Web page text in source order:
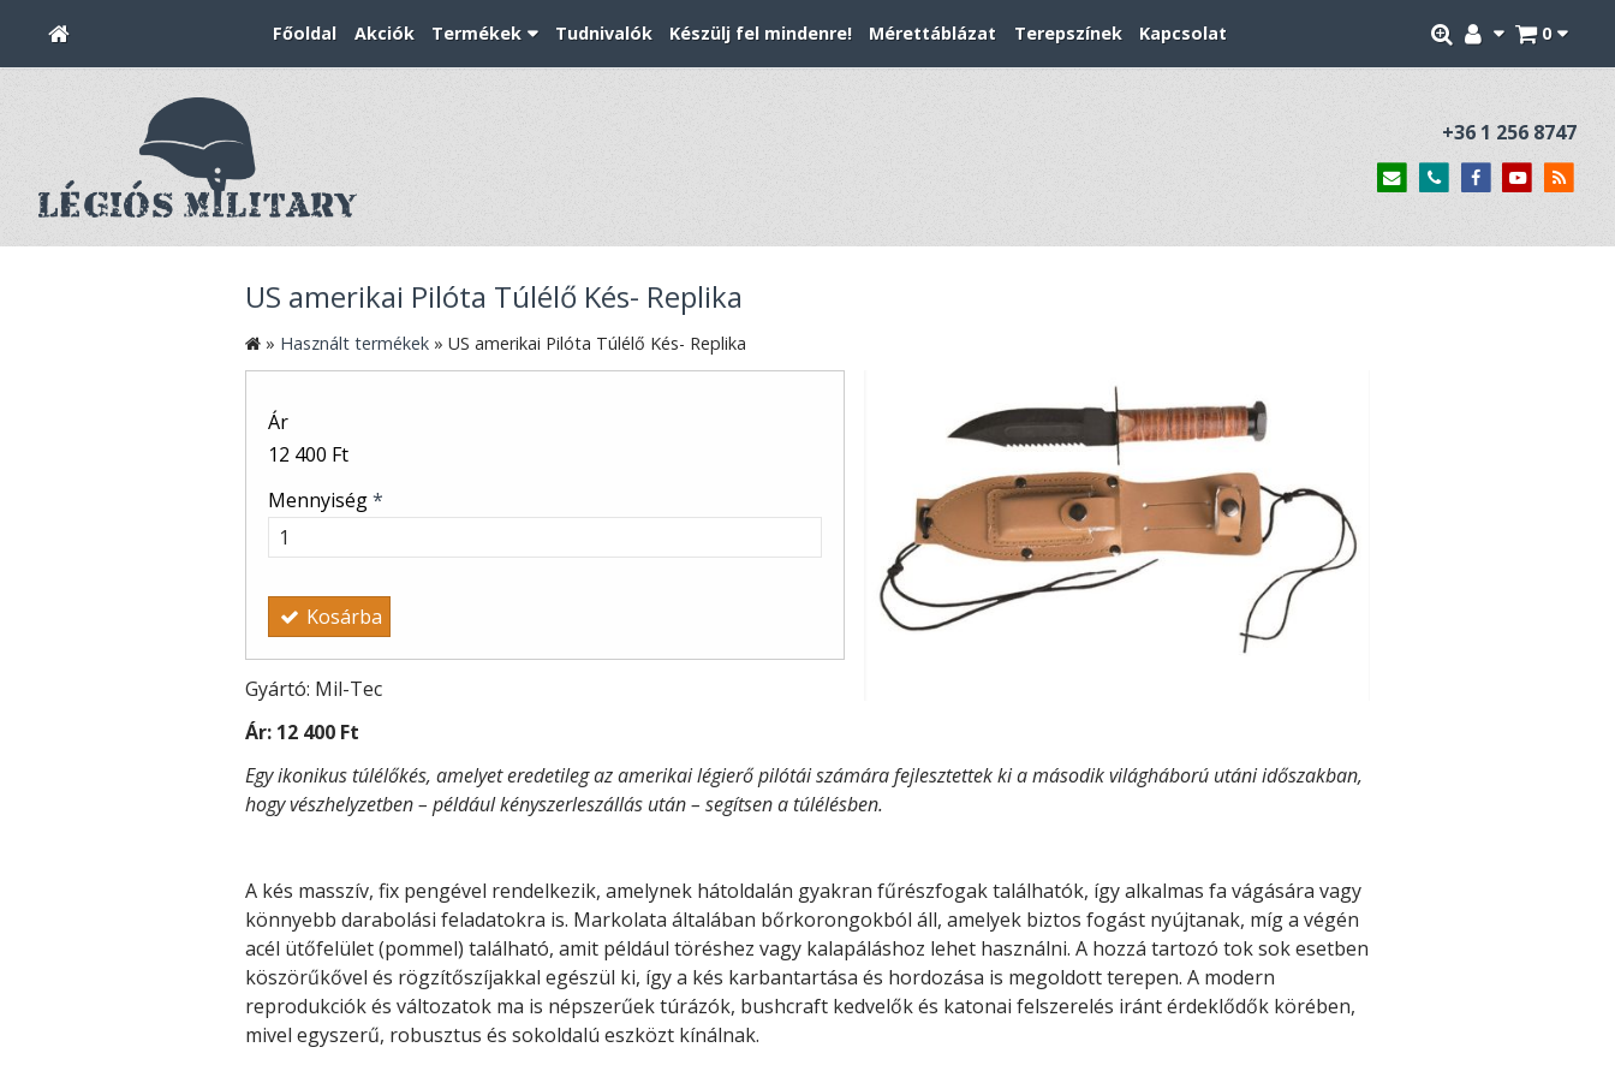
0
Főoldal Akciók Termékek Tudnivalók Készülj fel mindenre! Mérettáblázat Terepszínek Kapcsolat
+36 1 256 8747
US amerikai Pilóta Túlélő Kés- Replika
» Használt termékek » US amerikai Pilóta Túlélő Kés- Replika
Ár
12 400 Ft
Mennyiség*
Kosárba
Gyártó: Mil-Tec
Ár: 12 400 Ft
Egy ikonikus túlélőkés, amelyet eredetileg az amerikai légierő pilótái számára fejlesztettek ki amásodik világháború utáni időszakban,
hogy vészhelyzetben – például kényszerleszállás után – segítsen a túlélésben.
A kés masszív, fix pengével rendelkezik, amelynek hátoldalán gyakran fűrészfogak találhatók, így alkalmas fa vágására vagy
könnyebb darabolási feladatokra is. Markolata általában bőrkorongokból áll, amelyek biztos fogást nyújtanak, míg a végén
acél ütőfelület (pommel) található, amit például töréshez vagy kalapáláshoz lehet használni. A hozzá tartozó tok sok esetben
köszörűkővel és rögzítőszíjakkal egészül ki, így a kés karbantartása és hordozása is megoldott terepen. A modern
reprodukciók és változatok ma is népszerűek túrázók, bushcraft kedvelők és katonai felszerelés iránt érdeklődők körében,
mivel egyszerű, robusztus és sokoldalú eszközt kínálnak.